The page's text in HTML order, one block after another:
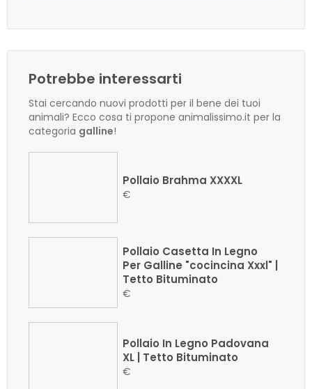
Potrebbe interessarti
Stai cercando nuovi prodotti per il bene dei tuoi
animali? Ecco cosa ti propone animalissimo.it per la
categoria galline!
Pollaio Brahma XXXXL
€
Pollaio Casetta In Legno
Per Galline "cocincina Xxxl" |
Tetto Bituminato
€
Pollaio In Legno Padovana
XL | Tetto Bituminato
€